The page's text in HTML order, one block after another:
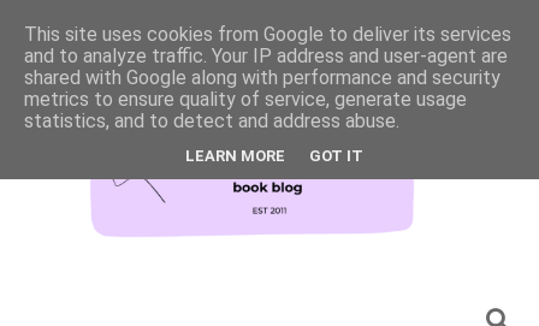
This site uses cookies from Google to deliver its services
and to analyze traffic. Your IP address and user-agent are
shared with Google along with performance and security
metrics to ensure quality of service, generate usage
statistics, and to detect and address abuse.
LEARN MORE GOT IT